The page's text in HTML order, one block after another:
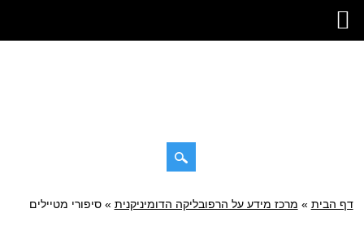
תפריט ראשי
דילוג
דף הבית » מרכז מידע על הרפובליקה הדומיניקנית »סיפורי מטיילים